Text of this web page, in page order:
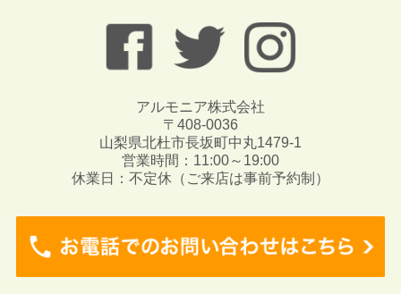
アルモニア株式会社
〒408-0036
山梨県北杜市長坂町中丸1479-1
営業時間：11:00～19:00
休業日：不定休（ご来店は事前予約制）